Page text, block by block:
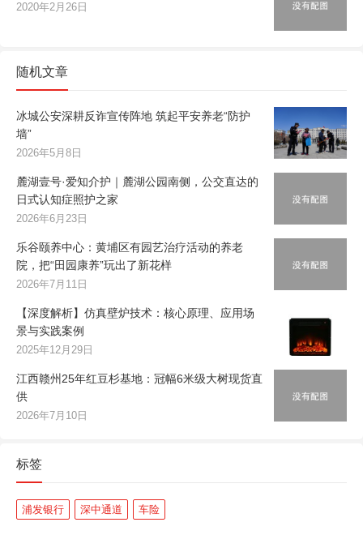
2020年2月26日
随机文章
冰城公安深耕反诈宣传阵地 筑起平安养老“防护
墙”
2026年5月8日
麓湖壹号·爱知介护｜麓湖公园南侧，公交直达的
日式认知症照护之家
2026年6月23日
乐谷颐养中心：黄埔区有园艺治疗活动的养老
院，把“田园康养”玩出了新花样
2026年7月11日
【深度解析】仿真壁炉技术：核心原理、应用场
景与实践案例
2025年12月29日
江西赣州25年红豆杉基地：冠幅6米级大树现货直
供
2026年7月10日
标签
浦发银行 深中通道 车险